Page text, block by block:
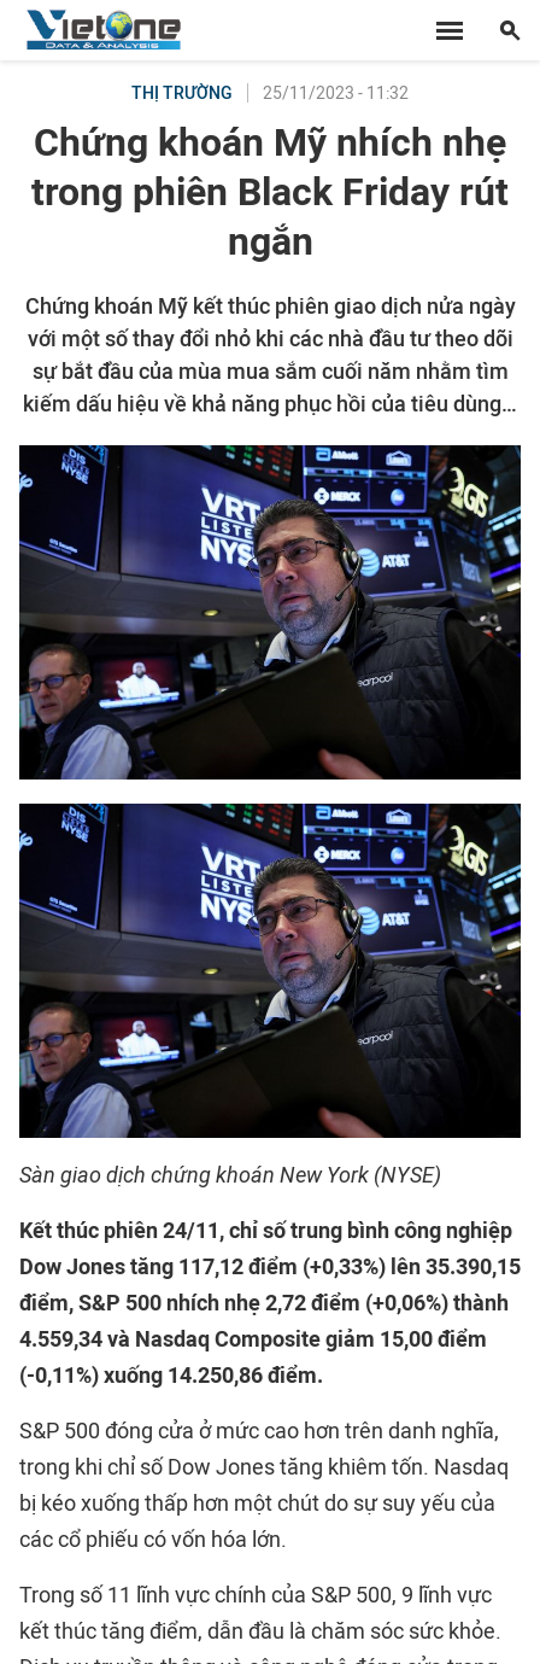
THỊ TRƯỜNG 25/11/2023 - 11:32
Chứng khoán Mỹ nhích nhẹ
trong phiên Black Friday rút
ngắn
Chứng khoán Mỹ kết thúc phiên giao dịch nửa ngày
với một số thay đổi nhỏ khi các nhà đầu tư theo dõi
sự bắt đầu của mùa mua sắm cuối năm nhằm tìm
kiếm dấu hiệu về khả năng phục hồi của tiêu dùng…
Sàn giao dịch chứng khoán New York (NYSE)
Kết thúc phiên 24/11, chỉ số trung bình công nghiệp
Dow Jones tăng 117,12 điểm (+0,33%) lên 35.390,15
điểm, S&P 500 nhích nhẹ 2,72 điểm (+0,06%) thành
4.559,34 và Nasdaq Composite giảm 15,00 điểm
(-0,11%) xuống 14.250,86 điểm.
S&P 500 đóng cửa ở mức cao hơn trên danh nghĩa,
trong khi chỉ số Dow Jones tăng khiêm tốn. Nasdaq
bị kéo xuống thấp hơn một chút do sự suy yếu của
các cổ phiếu có vốn hóa lớn.
Trong số 11 lĩnh vực chính của S&P 500, 9 lĩnh vực
kết thúc tăng điểm, dẫn đầu là chăm sóc sức khỏe.